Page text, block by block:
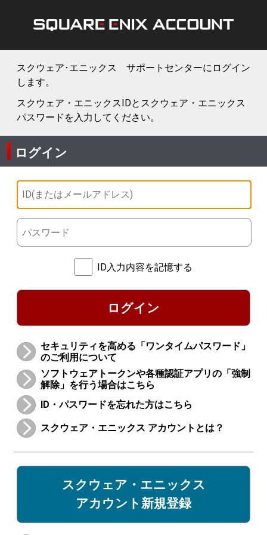
スクウェア･エニックス サポートセンターにログイン
します。
スクウェア・エニックスIDとスクウェア・エニックス
パスワードを入力してください。
ログイン
ID入力内容を記憶する
ログイン
セキュリティを高める「ワンタイムパスワード」
のご利用について
ソフトウェアトークンや各種認証アプリの「強制
解除」を行う場合はこちら
ID・パスワードを忘れた方はこちら
スクウェア・エニックス アカウントとは？
スクウェア・エニックス
アカウント新規登録